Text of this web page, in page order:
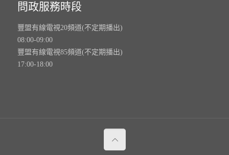
問政服務時段
豐盟有線電視20頻道(不定期播出)
08:00-09:00
豐盟有線電視85頻道(不定期播出)
17:00-18:00